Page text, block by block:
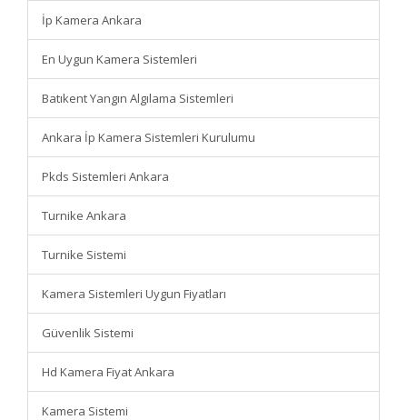
İp Kamera Ankara
En Uygun Kamera Sistemleri
Batıkent Yangın Algılama Sistemleri
Ankara İp Kamera Sistemleri Kurulumu
Pkds Sistemleri Ankara
Turnike Ankara
Turnike Sistemi
Kamera Sistemleri Uygun Fiyatları
Güvenlik Sistemi
Hd Kamera Fiyat Ankara
Kamera Sistemi